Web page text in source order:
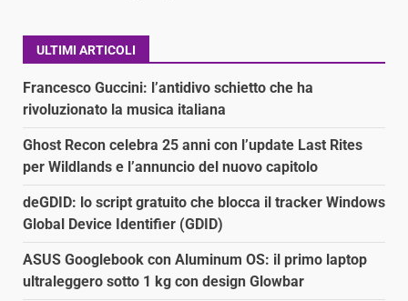
ULTIMI ARTICOLI
Francesco Guccini: l’antidivo schietto che ha
rivoluzionato la musica italiana
Ghost Recon celebra 25 anni con l’update Last Rites
per Wildlands e l’annuncio del nuovo capitolo
deGDID: lo script gratuito che blocca il tracker Windows
Global Device Identifier (GDID)
ASUS Googlebook con Aluminum OS: il primo laptop
ultraleggero sotto 1 kg con design Glowbar